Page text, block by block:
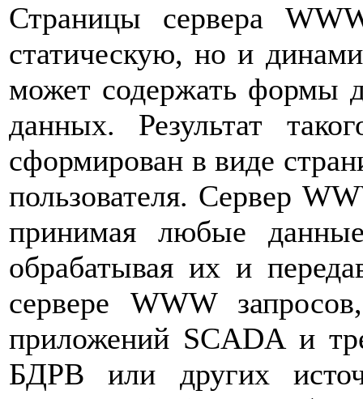
Страницы сервера
статическую, но и
может содержать формы
данных. Результат
сформирован в виде
пользователя. Сервер
принимая любые данные
обрабатывая их и
сервере WWW
приложений SCADA и
БДРВ или других